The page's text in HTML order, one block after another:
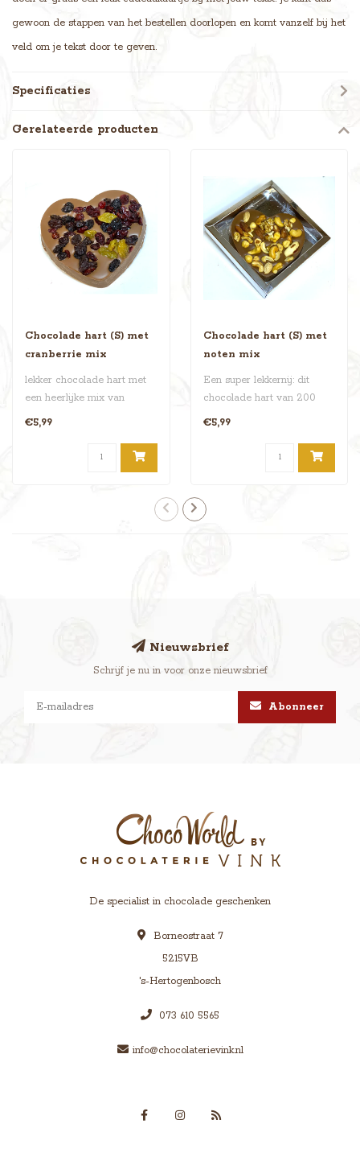
gewoon de stappen van het bestellen doorlopen en komt vanzelf bij het
veld om je tekst door te geven.
Specificaties
Gerelateerde producten
Chocolade hart (S) met
cranberrie mix
lekker chocolade hart met
een heerlijke mix van
€5,99
Chocolade hart (S) met
noten mix
Een super lekkernij: dit
chocolade hart van 200
€5,99
Nieuwsbrief
Schrijf je nu in voor onze nieuwsbrief
Abonneer
De specialist in chocolade geschenken
Borneostraat 7
5215VB
's-Hertogenbosch
073 610 5565
info@chocolaterievink.nl